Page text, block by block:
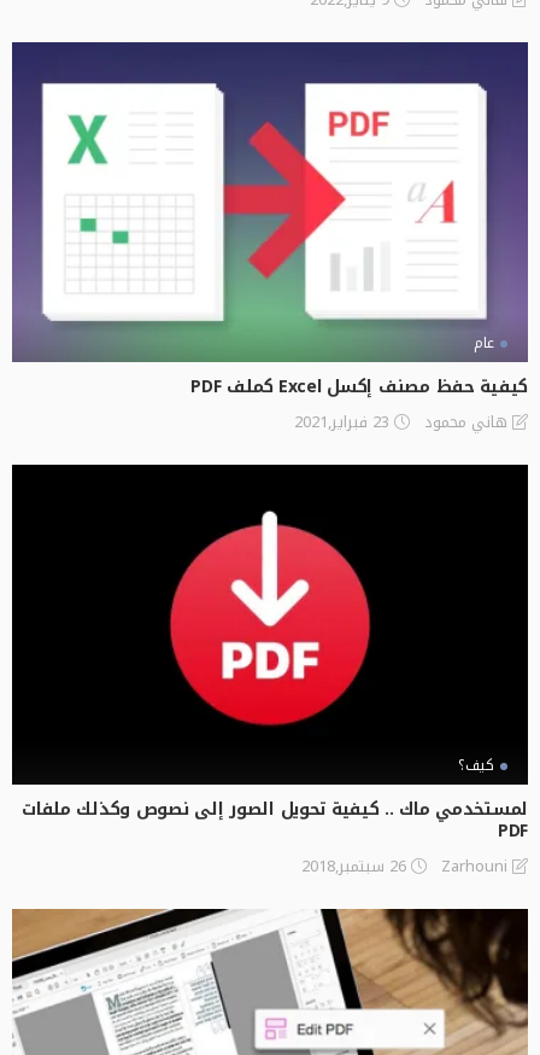
عام
كيفية حفظ مصنف إكسل Excel كملف PDF
هاني محمود 23 فبراير,2021
كيف؟
لمستخدمي ماك .. كيفية تحويل الصور إلى نصوص وكذلك ملفات
PDF
Zarhouni 26 سبتمبر,2018